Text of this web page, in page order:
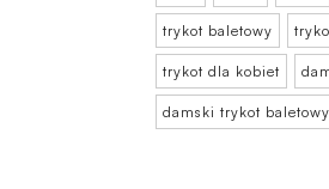
trykot baletowy
trykot dla kobiet
damski trykot baletowy